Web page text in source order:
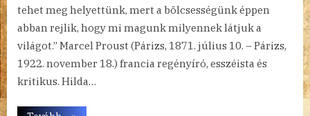
tehet meg helyettünk, mert a bölcsességünk éppen
abban rejlik, hogy mi magunk milyennek látjuk a
világot.” Marcel Proust (Párizs, 1871. július 10. – Párizs,
1922. november 18.) francia regényíró, esszéista és
kritikus. Hilda…